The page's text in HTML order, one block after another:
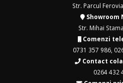
Str. Parcul
Showroom
Str. Mihai
Comenzi
0731 357 986
Contact
0264 432